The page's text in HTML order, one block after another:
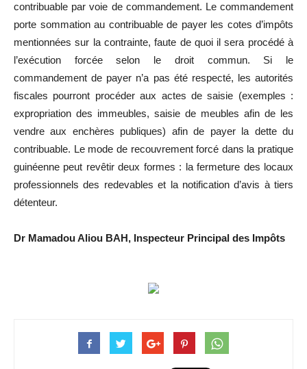
contribuable par voie de commandement. Le commandement
porte sommation au contribuable de payer les cotes d’impôts
mentionnées sur la contrainte, faute de quoi il sera procédé à
l’exécution forcée selon le droit commun. Si le
commandement de payer n’a pas été respecté, les autorités
fiscales pourront procéder aux actes de saisie (exemples :
expropriation des immeubles, saisie de meubles afin de les
vendre aux enchères publiques) afin de payer la dette du
contribuable. Le mode de recouvrement forcé dans la pratique
guinéenne peut revêtir deux formes : la fermeture des locaux
professionnels des redevables et la notification d’avis à tiers
détenteur.
Dr Mamadou Aliou BAH, Inspecteur Principal des Impôts